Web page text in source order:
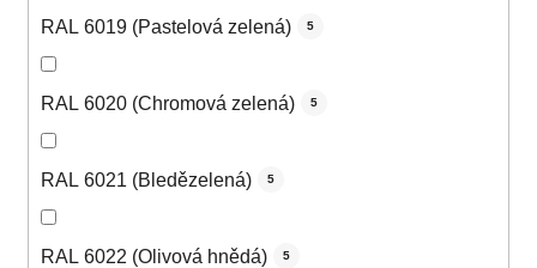
RAL 6019 (Pastelová zelená) 5
RAL 6020 (Chromová zelená) 5
RAL 6021 (Bledězelená) 5
RAL 6022 (Olivová hnědá) 5